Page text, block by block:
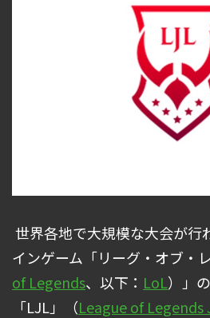
世界各地で大規模な大会が行
インゲーム「リーグ・オブ・
of Legends、以下： LoL）」
「LJL」（League of Legends